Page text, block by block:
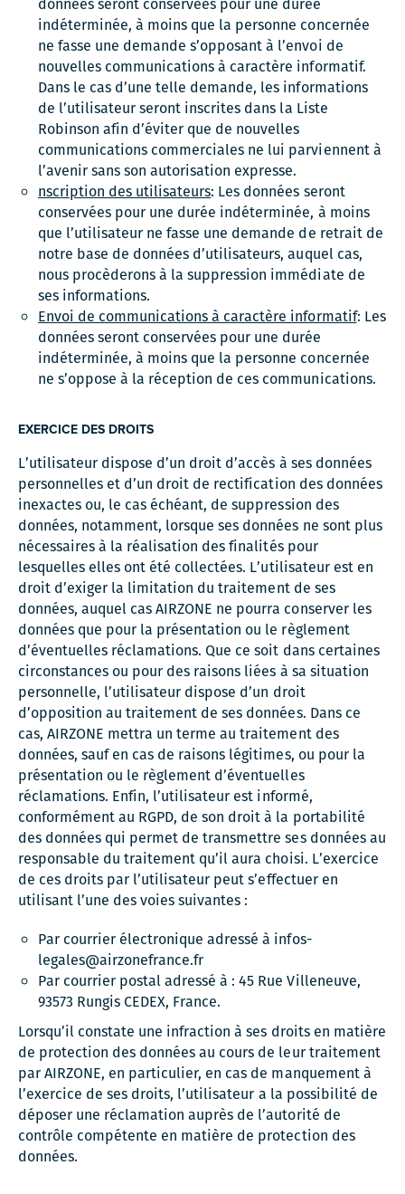
indéterminée, à moins que la personne concernée
ne fasse une demande s’opposant à l’envoi de
nouvelles communications à caractère informatif.
Dans le cas d’une telle demande, les informations
de l’utilisateur seront inscrites dans la Liste
Robinson afin d’éviter que de nouvelles
communications commerciales ne lui parviennent à
l’avenir sans son autorisation expresse.
nscription des utilisateurs: Les données seront
conservées pour une durée indéterminée, à moins
que l’utilisateur ne fasse une demande de retrait de
notre base de données d’utilisateurs, auquel cas,
nous procèderons à la suppression immédiate de
ses informations.
Envoi de communications à caractère informatif: Les
données seront conservées pour une durée
indéterminée, à moins que la personne concernée
ne s’oppose à la réception de ces communications.
EXERCICE DES DROITS
L’utilisateur dispose d’un droit d’accès à ses données
personnelles et d’un droit de rectification des données
inexactes ou, le cas échéant, de suppression des
données, notamment, lorsque ses données ne sont plus
nécessaires à la réalisation des finalités pour
lesquelles elles ont été collectées. L’utilisateur est en
droit d’exiger la limitation du traitement de ses
données, auquel cas AIRZONE ne pourra conserver les
données que pour la présentation ou le règlement
d’éventuelles réclamations. Que ce soit dans certaines
circonstances ou pour des raisons liées à sa situation
personnelle, l’utilisateur dispose d’un droit
d’opposition au traitement de ses données. Dans ce
cas, AIRZONE mettra un terme au traitement des
données, sauf en cas de raisons légitimes, ou pour la
présentation ou le règlement d’éventuelles
réclamations. Enfin, l’utilisateur est informé,
conformément au RGPD, de son droit à la portabilité
des données qui permet de transmettre ses données au
responsable du traitement qu’il aura choisi. L’exercice
de ces droits par l’utilisateur peut s’effectuer en
utilisant l’une des voies suivantes :
Par courrier électronique adressé à infos-
legales@airzonefrance.fr
Par courrier postal adressé à : 45 Rue Villeneuve,
93573 Rungis CEDEX, France.
Lorsqu’il constate une infraction à ses droits en matière
de protection des données au cours de leur traitement
par AIRZONE, en particulier, en cas de manquement à
l’exercice de ses droits, l’utilisateur a la possibilité de
déposer une réclamation auprès de l’autorité de
contrôle compétente en matière de protection des
données.